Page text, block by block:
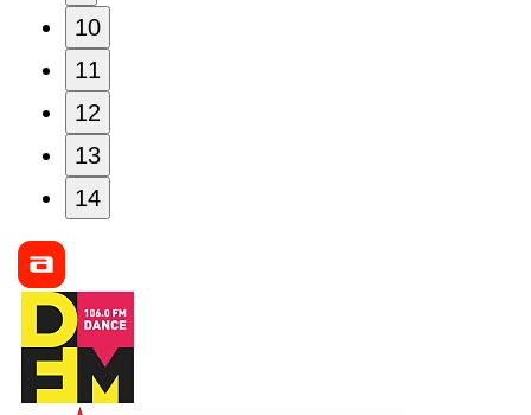
10
11
12
13
14